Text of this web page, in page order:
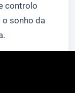
controlo
sonho da